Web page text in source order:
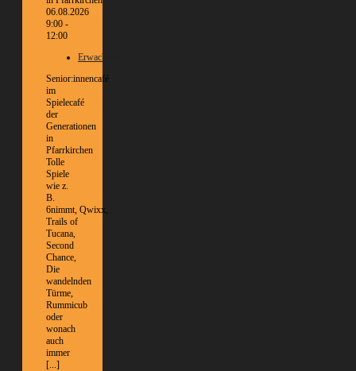
06.08.2026
9:00 -
12:00
Erwachsene
Senior:innencafé
im
Spielecafé
der
Generationen
in
Pfarrkirchen
Tolle
Spiele
wie z.
B.
6nimmt, Qwixx,
Trails of
Tucana,
Second
Chance,
Die
wandelnden
Türme,
Rummicub
oder
wonach
auch
immer
[...]